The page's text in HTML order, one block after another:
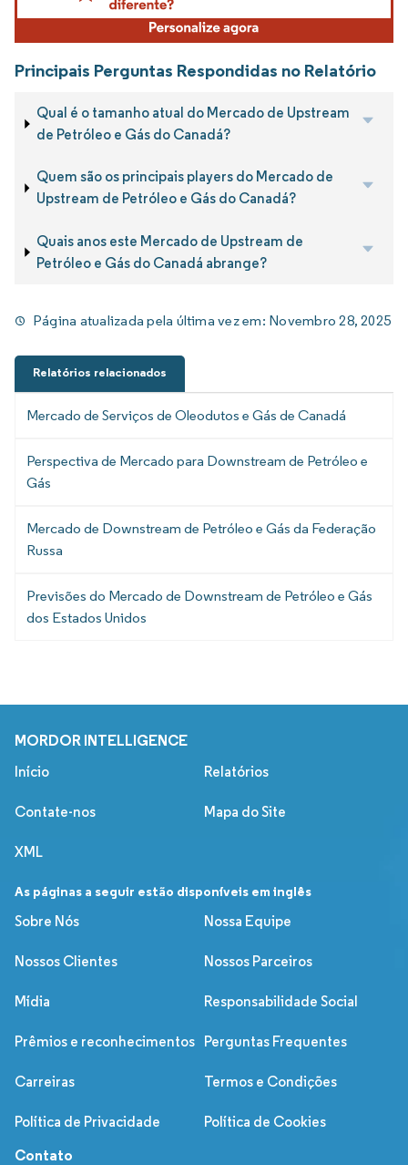
Principais Perguntas Respondidas no Relatório
Qual é o tamanho atual do Mercado de Upstream
de Petróleo e Gás do Canadá?
Quem são os principais players do Mercado de
Upstream de Petróleo e Gás do Canadá?
Quais anos este Mercado de Upstream de
Petróleo e Gás do Canadá abrange?
Página atualizada pela última vez em: Novembro 28, 2025
Relatórios relacionados
Mercado de Serviços de Oleodutos e Gás de Canadá
Perspectiva de Mercado para Downstream de Petróleo e
Gás
Mercado de Downstream de Petróleo e Gás da Federação
Russa
Previsões do Mercado de Downstream de Petróleo e Gás
dos Estados Unidos
MORDOR INTELLIGENCE
Início Relatórios
Contate-nos Mapa do Site
XML
As páginas a seguir estão disponíveis em inglês
Sobre Nós
Nossa Equipe
Nossos Clientes Nossos Parceiros
Mídia Responsabilidade Social
Prêmios e reconhecimentos Perguntas Frequentes
Carreiras Termos e Condições
Política de Privacidade Política de Cookies
Contato